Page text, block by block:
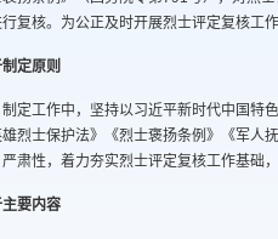
复核。为公正及时开展烈士评定复核工
定原则
制定工作中，坚持以习近平新时代中国
烈士保护法》《烈士褒扬条例》《军人
肃性，着力夯实烈士评定复核工作基础
要内容